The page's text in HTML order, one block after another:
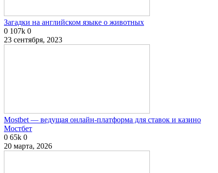
Загадки на английском языке о животных
0 107k 0
23 сентября, 2023
Mostbet — ведущая онлайн-платформа для ставок и казино
Мостбет
0 65k 0
20 марта, 2026